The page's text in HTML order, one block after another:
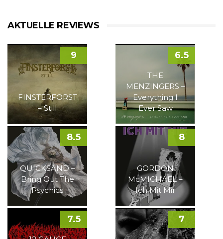
AKTUELLE REVIEWS
FINSTERFORST
– Still
9
THE
MENZINGERS –
Everything I
Ever Saw
6.5
QUICKSAND –
Bring Out The
Psychics
8.5
GORDON
McMICHAEL –
Ich Mit Mir
8
7.5 7